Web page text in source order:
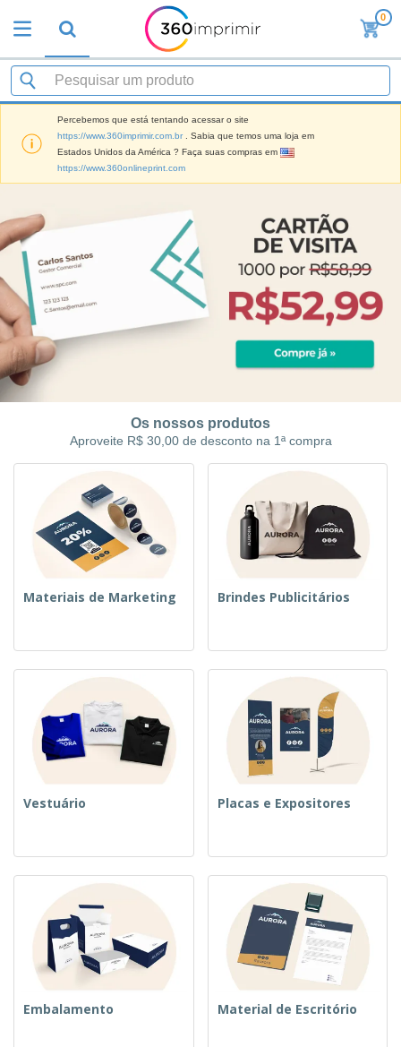
0
Percebemos que está tentando acessar o site
https://www.360imprimir.com.br
. Sabia que temos uma loja em
Estados Unidos da América ? Faça suas compras em
https://www.360onlineprint.com
Os nossos produtos
Aproveite R$ 30,00 de desconto na 1ª compra
Materiais de Marketing Brindes Publicitários
Vestuário Placas e Expositores
Embalamento Material de Escritório